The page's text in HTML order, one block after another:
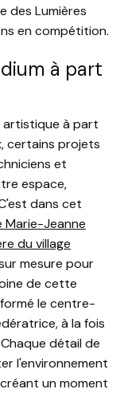
des Lumières
en compétition.
à part
artistique à part
certains projets
et
espace,
dans cet
Marie-Jeanne
du village
mesure pour
de cette
le centre-
à la fois
détail de
l'environnement
un moment